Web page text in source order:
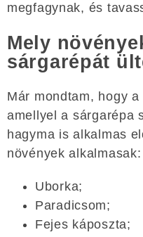
megfagynak, és
Mely
sárgarépát
Már mondtam, hogy
amellyel a sárgarépa
hagyma is alkalmas
növények alkalmasak:
Uborka;
Paradicsom;
Fejes káposzta;